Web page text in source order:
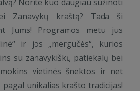
Norite kuo daugiau sužinoti
Zanavykų kraštą? Tada ši
Jums! Programos metu jus
ir jos „mergučės“, kurios
su zanavykiškų patiekalų bei
vietinės šnektos ir net
pagal unikalias krašto tradicijas!